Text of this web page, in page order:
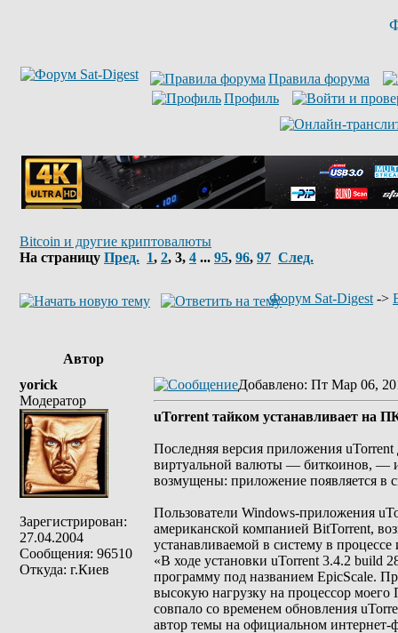
Правила форума
Профиль
Bitcoin и другие криптовалюты
На страницу Пред. 1, 2, 3, 4 ... 95, 96, 97 След.
Форум Sat-Digest ->
Автор
yorick
Модератор
Зарегистрирован:
27.04.2004
Сообщения: 96510
Откуда: г.Киев
Добавлено: Пт Мар 06,
uTorrent тайком устанавливает на
Последняя версия приложения
виртуальной валюты — биткоинов, —
возмущены: приложение появляется в
Пользователи Windows-приложения
американской компанией BitTorrent,
устанавливаемой в систему в
«В ходе установки uTorrent 3.4.2 build
программу под названием EpicScale.
высокую нагрузку на процессор
совпало со временем обновления
автор темы на официальном интернет-